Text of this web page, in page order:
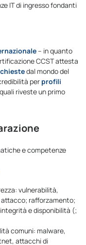
IT di ingresso fondanti
– in quanto
CCST attesta
dal mondo del
per profili
riveste un primo
e competenze
vulnerabilità,
rafforzamento;
e disponibilità (;
comuni: malware,
attacchi di